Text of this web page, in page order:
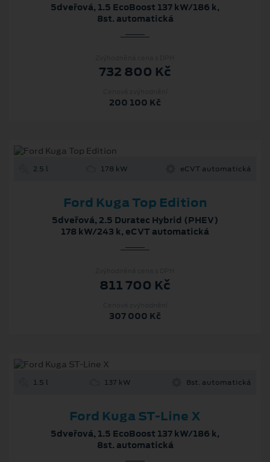
5dveřová, 1.5 EcoBoost 137 kW/186 k,
8st. automatická
732 800 Kč
200 100 Kč
2.5 l 178 kW eCVT automatická
Ford Kuga Top Edition
5dveřová, 2.5 Duratec Hybrid (PHEV)
178 kW/243 k, eCVT automatická
811 700 Kč
307 000 Kč
1.5 l 137 kW 8st. automatická
Ford Kuga ST-Line X
5dveřová, 1.5 EcoBoost 137 kW/186 k,
8st. automatická